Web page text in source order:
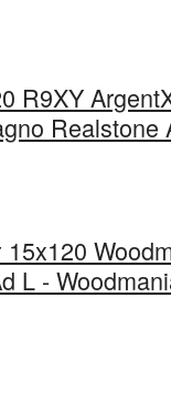
R9XY
Realstone
15x120
L -